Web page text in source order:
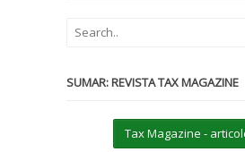
SUMAR: REVISTA TAX MAGAZINE
Tax Magazine -